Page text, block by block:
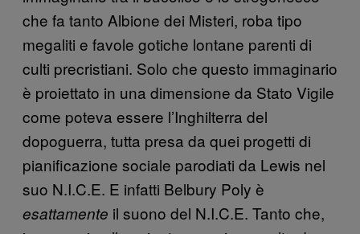
che fa tanto Albione dei Misteri, roba tipo
megaliti e favole gotiche lontane parenti di
culti precristiani. Solo che questo immaginario
è proiettato in una dimensione da Stato Vigile
come poteva essere l’Inghilterra del
dopoguerra, tutta presa da quei progetti di
pianificazione sociale parodiati da Lewis nel
suo N.I.C.E. E infatti Belbury Poly è
esattamente il suono del N.I.C.E. Tanto che,